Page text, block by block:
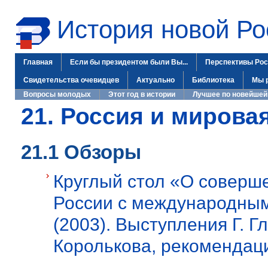
История новой
Главная Если бы президентом были Вы... Перспективы
Свидетельства очевидцев Актуально Библиотека
Мы
Вопросы молодых
Этот год в истории Лучшее по новейшей
21. Россия и
21.1 Обзоры
Круглый стол «О
России с
(2003). Выступления Г.
Королькова,